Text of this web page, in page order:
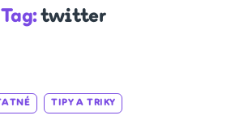
Tag: twitter
Categories
TIPY A TRIKY